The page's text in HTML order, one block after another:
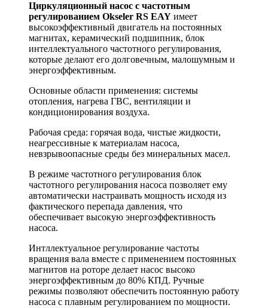
Циркуляционный насос с частотным
регулированием Okseler RS EAY имеет
высокоэффективный двигатель на постоянных
магнитах, керамический подшипник, блок
интеллектуального частотного регулирования,
которые делают его долговечным, малошумным и
энергоэффективным.
Основные области применения: системы
отопления, нагрева ГВС, вентиляции и
кондиционирования воздуха.
Рабочая среда: горячая вода, чистые жидкости,
неагрессивные к материалам насоса,
невзрывоопасные среды без минеральных масел.
В режиме частотного регулирования блок
частотного регулирования насоса позволяет ему
автоматически настраивать мощность исходя из
фактического перепада давления, что
обеспечивает высокую энергоэффективность
насоса.
Интллектуальное регулирование частоты
вращения вала вместе с применением постоянных
магнитов на роторе делает насос высоко
энергоэффективным до 80% КПД. Ручные
режимы позволяют обеспечить постоянную работу
насоса с плавным регулированием по мощности.